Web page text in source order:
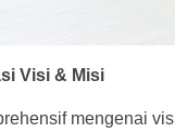
Visi & Misi
mengenai